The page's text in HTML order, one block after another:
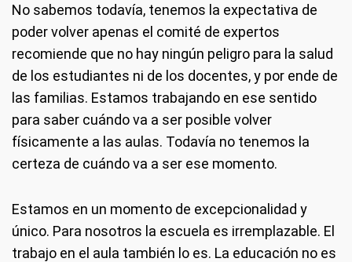
No sabemos todavía, tenemos la expectativa de
poder volver apenas el comité de expertos
recomiende que no hay ningún peligro para la salud
de los estudiantes ni de los docentes, y por ende de
las familias. Estamos trabajando en ese sentido
para saber cuándo va a ser posible volver
físicamente a las aulas. Todavía no tenemos la
certeza de cuándo va a ser ese momento.
Estamos en un momento de excepcionalidad y
único. Para nosotros la escuela es irremplazable. El
trabajo en el aula también lo es. La educación no es